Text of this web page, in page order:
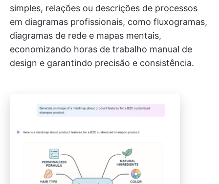
simples, relações ou descrições de processos
em diagramas profissionais, como fluxogramas,
diagramas de rede e mapas mentais,
economizando horas de trabalho manual de
design e garantindo precisão e consistência.